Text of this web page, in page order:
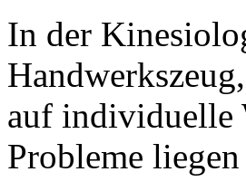
In der
auf individuelle
Probleme